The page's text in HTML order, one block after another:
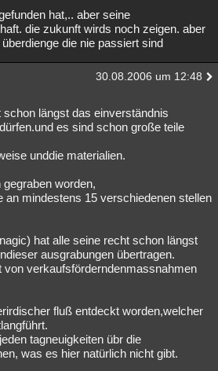
hat,.. aber seine
die zukunft wirds noch zeigen. aber
die nie passiert sind
30.08.2006 um 12:48
längst das einverständnis
es sind schon große teile
unddie materialien.
worden,
an mindestens 15 verschiedenen stellen
hat alle seine recht schon längst
ausgrabungen übertragen.
von verkaufsförderndenmassnahmen
fluß entdeckt worden,welcher
tagneuigkeiten übr die
was es hier natürlich nicht gibt.